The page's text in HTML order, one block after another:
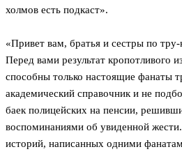
холмов есть подкаст».
«Привет вам, братья и сестры по
Перед вами результат кропотливого
способны только настоящие фанаты
академический справочник и не
баек полицейских на пенсии,
воспоминаниями об увиденной
историй, написанных одними